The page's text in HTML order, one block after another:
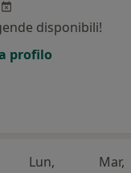
disponibili!
profilo
Lun, Mar,